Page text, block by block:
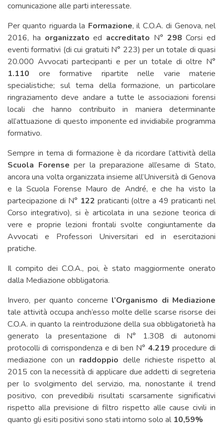
comunicazione alle parti interessate.
Per quanto riguarda la Formazione, il C.O.A. di Genova, nel
2016, ha organizzato ed accreditato N° 298 Corsi ed
eventi formativi (di cui gratuiti N° 223) per un totale di quasi
20.000 Avvocati partecipanti e per un totale di oltre N°
1.110 ore formative ripartite nelle varie materie
specialistiche; sul tema della formazione, un particolare
ringraziamento deve andare a tutte le associazioni forensi
locali che hanno contribuito in maniera determinante
all’attuazione di questo imponente ed invidiabile programma
formativo.
Sempre in tema di formazione è da ricordare l’attività della
Scuola Forense per la preparazione all’esame di Stato,
ancora una volta organizzata insieme all’Università di Genova
e la Scuola Forense Mauro de André, e che ha visto la
partecipazione di N° 122 praticanti (oltre a 49 praticanti nel
Corso integrativo), si è articolata in una sezione teorica di
vere e proprie lezioni frontali svolte congiuntamente da
Avvocati e Professori Universitari ed in esercitazioni
pratiche.
Il compito dei C.O.A., poi, è stato maggiormente onerato
dalla Mediazione obbligatoria.
Invero, per quanto concerne l’Organismo di Mediazione
tale attività occupa anch’esso molte delle scarse risorse dei
C.O.A. in quanto la reintroduzione della sua obbligatorietà ha
generato la presentazione di N° 1.308 di autonomi
protocolli di corrispondenza e di ben N° 4.219 procedure di
mediazione con un raddoppio delle richieste rispetto al
2015 con la necessità di applicare due addetti di segreteria
per lo svolgimento del servizio, ma, nonostante il trend
positivo, con prevedibili risultati scarsamente significativi
rispetto alla previsione di filtro rispetto alle cause civili in
quanto gli esiti positivi sono stati intorno solo al 10,59%